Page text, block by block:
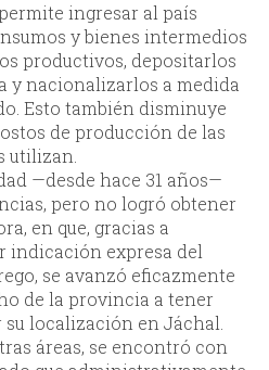
ingresar al país
y bienes intermedios
productivos, depositarlos
y nacionalizarlos a medida
Esto también disminuye
de producción de las
utilizan.
—desde hace 31 años—
pero no logró obtener
en que, gracias a
indicación expresa del
se avanzó eficazmente
de la provincia a tener
localización en Jáchal.
áreas, se encontró con